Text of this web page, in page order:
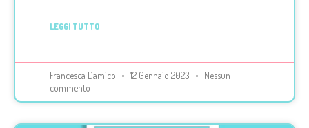
LEGGI TUTTO
Francesca Damico 12 Gennaio 2023
Nessun
commento